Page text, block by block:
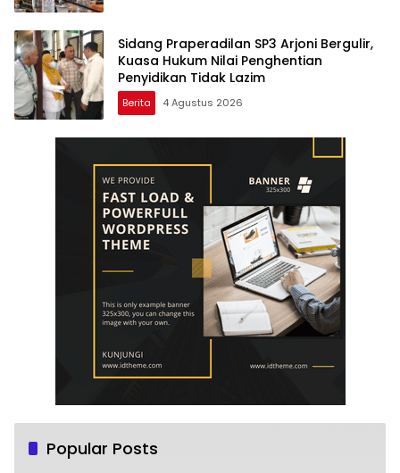
Sidang Praperadilan SP3 Arjoni Bergulir,
Kuasa Hukum Nilai Penghentian
Penyidikan Tidak Lazim
Berita 4 Agustus 2026
Popular Posts